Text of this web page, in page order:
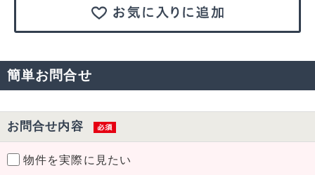
簡単お問合せ